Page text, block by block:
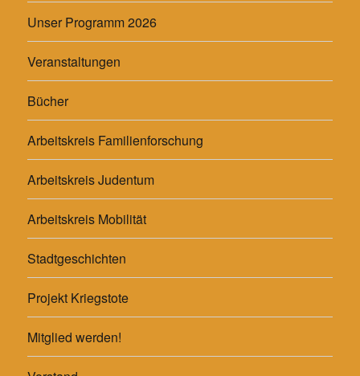
Unser Programm 2026
Veranstaltungen
Bücher
Arbeitskreis Familienforschung
Arbeitskreis Judentum
Arbeitskreis Mobilität
Stadtgeschichten
Projekt Kriegstote
Mitglied werden!